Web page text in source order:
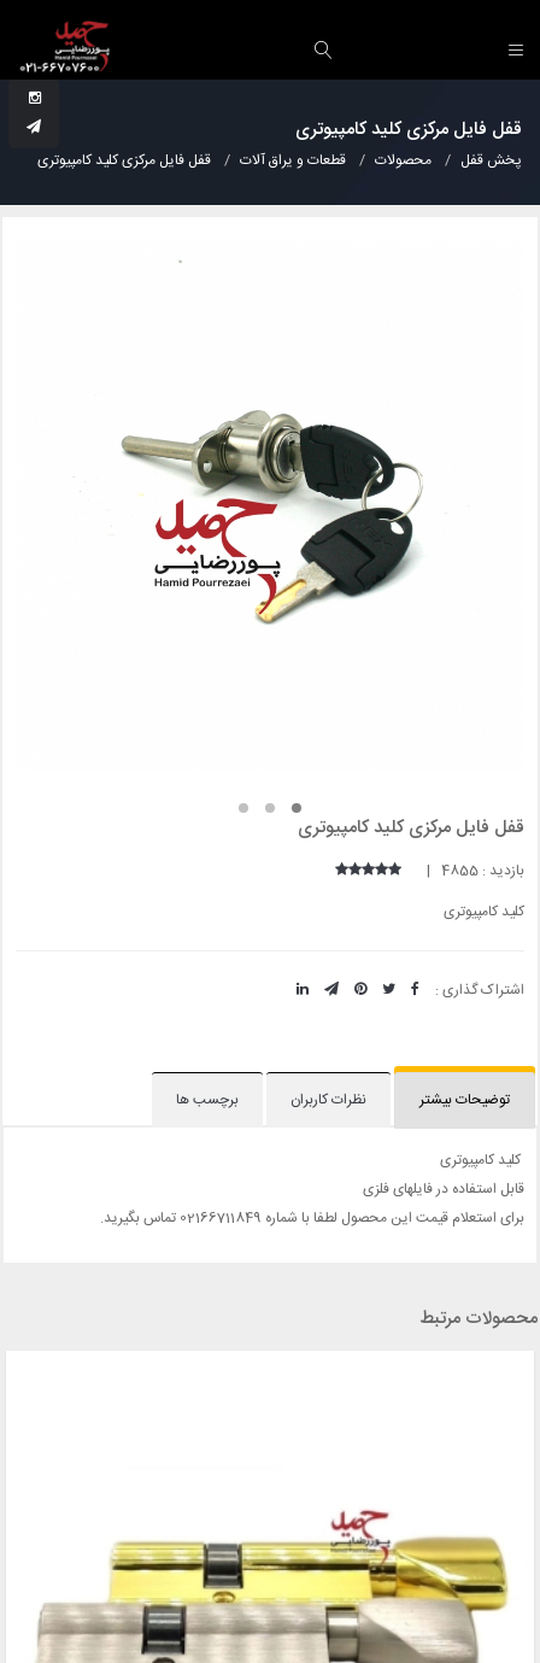
قفل فایل مرکزی کلید کامپیوتری
پخش قفل محصولات قطعات و یراق آلات قفل فایل مرکزی کلید کامپیوتری
قفل فایل مرکزی کلید کامپیوتری
بازدید : 4855 |
کلید کامپیوتری
اشتراک گذاری :
توضیحات بیشتر نظرات کاربران برچسب ها
کلید کامپیوتری
قابل استفاده در فایلهای فلزی
برای استعلام قیمت این محصول لطفا با شماره 02166711849 تماس بگیرید.
محصولات مرتبط